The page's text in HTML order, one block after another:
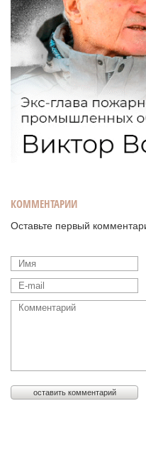
КОММЕНТАРИИ
Оставьте первый